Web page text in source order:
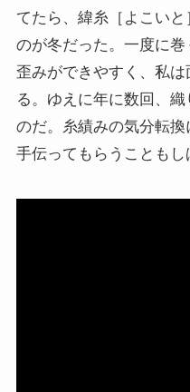
てたら、緯糸［よこい
のが冬だった。一度に巻
歪みができやすく、私
る。ゆえに年に数回、
のだ。糸績みの気分転
手伝ってもらうこともし